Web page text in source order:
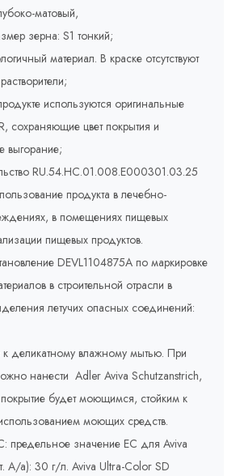
матовый,
зерна: S1 тонкий;
материал. В краске отсутствуют
используются оригинальные
сохраняющие цвет покрытия и
выгорание;
RU.54.HC.01.008.E000301.03.25
продукта в лечебно-
в помещениях пищевых
пищевых продуктов.
DEVL1104875A по маркировке
в строительной отрасли в
летучих опасных соединений:
к деликатному влажному мытью. При
нанести Adler Aviva Schutzanstrich,
будет моющимся, стойким к
моющих средств.
значение ЕС для Aviva
A/a): 30 г/л. Aviva Ultra-Color SD